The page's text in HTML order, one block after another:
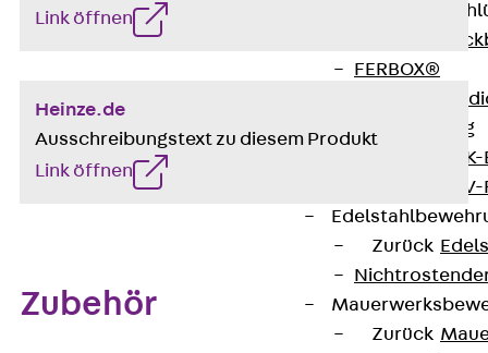
FERBOX®
GFK-Bewehrung
FIBERNOX®
Zurück
Zurück
Link öffnen
Heinze.de
Ausschreibungstext zu diesem Produkt
Link öffnen
Zubehör